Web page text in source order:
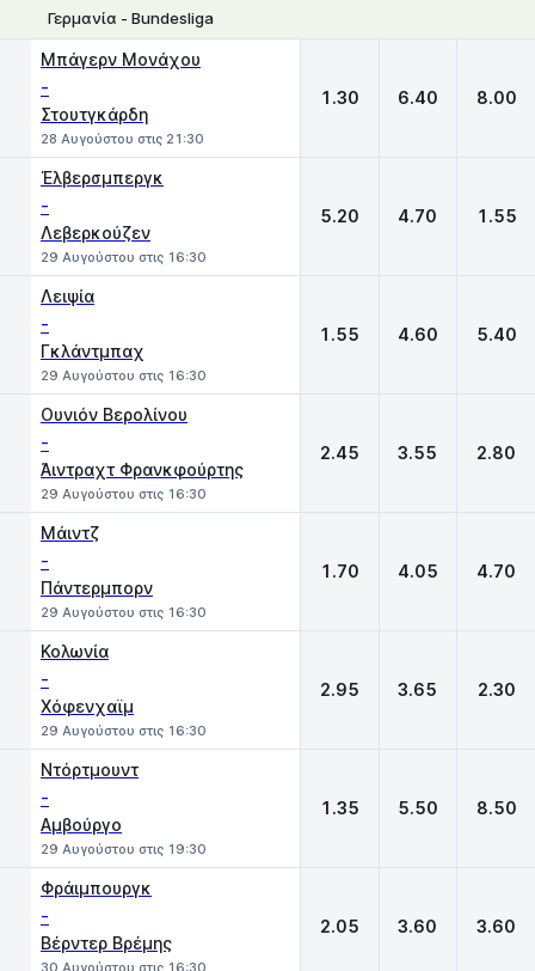
Γερμανία - Bundesliga
Μπάγερν Μονάχου
-
Στουτγκάρδη
28 Αυγούστου στις 21:30
1.30 6.40 8.00
Έλβερσμπεργκ
-
Λεβερκούζεν
29 Αυγούστου στις 16:30
5.20 4.70 1.55
Λειψία
-
Γκλάντμπαχ
29 Αυγούστου στις 16:30
1.55 4.60 5.40
Ουνιόν Βερολίνου
-
Άιντραχτ Φρανκφούρτης
29 Αυγούστου στις 16:30
2.45 3.55 2.80
Μάιντζ
-
Πάντερμπορν
29 Αυγούστου στις 16:30
1.70 4.05 4.70
Κολωνία
-
Χόφενχαϊμ
29 Αυγούστου στις 16:30
2.95 3.65 2.30
Ντόρτμουντ
-
Αμβούργο
29 Αυγούστου στις 19:30
1.35 5.50 8.50
Φράιμπουργκ
-
Βέρντερ Βρέμης
30 Αυγούστου στις 16:30
2.05 3.60 3.60